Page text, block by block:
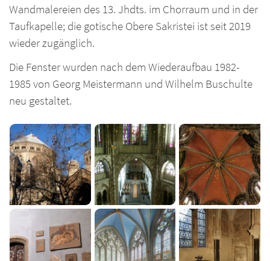
Wandmalereien des 13. Jhdts. im Chorraum und in der
Taufkapelle; die gotische Obere Sakristei ist seit 2019
wieder zugänglich.
Die Fenster wurden nach dem Wiederaufbau 1982-
1985 von Georg Meistermann und Wilhelm Buschulte
neu gestaltet.